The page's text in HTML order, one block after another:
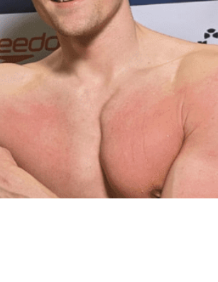
Abteilungen
Schwimmen
Freiwasserschwimmen
Wasserspringen
Wasserball
Synchronschwimmen
Masterssport